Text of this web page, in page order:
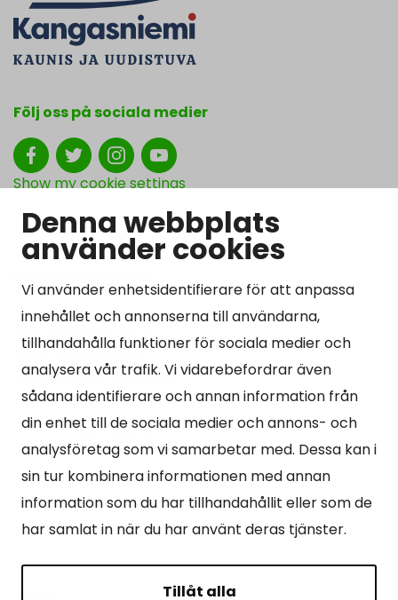
Denna webbplats
använder cookies
Vi använder enhetsidentifierare för att anpassa
innehållet och annonserna till användarna,
tillhandahålla funktioner för sociala medier och
analysera vår trafik. Vi vidarebefordrar även
sådana identifierare och annan information från
din enhet till de sociala medier och annons- och
analysföretag som vi samarbetar med. Dessa kan i
sin tur kombinera informationen med annan
information som du har tillhandahållit eller som de
har samlat in när du har använt deras tjänster.
Tillåt alla
Följ oss på sociala medier
Show my cookie settings
Kangasniemen kunta
Otto Mannisen tie 2
kirjaamo@kangasniemi.fi
Tel. 040 719 9370
Y-tunnus 0164690-3
Öppet
Mån -fre 9-15.